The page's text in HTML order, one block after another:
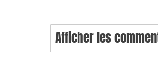
Afficher les